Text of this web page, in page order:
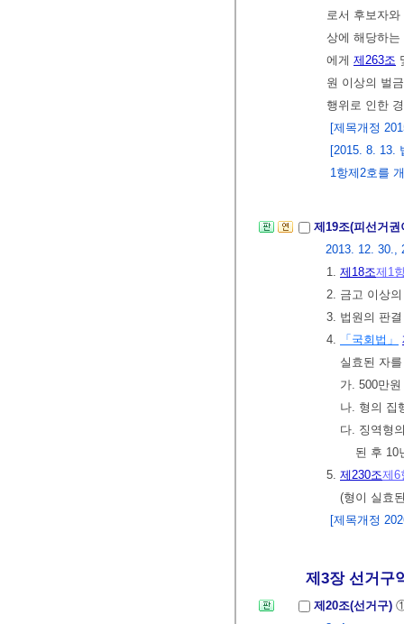
로서 후보자
상에 해당하
에게 제263조
원 이상의 벌
행위로 인한
[제목개정
[2015. 8. 13.
1항제2호를
제19조(피선거
2013. 12. 30.,
1. 제18조제1
2. 금고 이상
3. 법원의 판
4.
「국회법」
실효된 자
가. 500만
나. 형의 집
다. 징역형
된 후 10
5. 제230조제6
(형이 실효
[제목개정
제3장 선거구역
제20조(선거구)